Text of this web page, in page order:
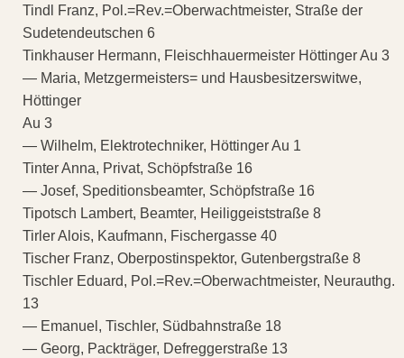
Tindl Franz, Pol.=Rev.=Oberwachtmeister, Straße der
Sudetendeutschen 6
Tinkhauser Hermann, Fleischhauermeister Höttinger Au 3
— Maria, Metzgermeisters= und Hausbesitzerswitwe,
Höttinger
Au 3
— Wilhelm, Elektrotechniker, Höttinger Au 1
Tinter Anna, Privat, Schöpfstraße 16
— Josef, Speditionsbeamter, Schöpfstraße 16
Tipotsch Lambert, Beamter, Heiliggeiststraße 8
Tirler Alois, Kaufmann, Fischergasse 40
Tischer Franz, Oberpostinspektor, Gutenbergstraße 8
Tischler Eduard, Pol.=Rev.=Oberwachtmeister, Neurauthg.
13
— Emanuel, Tischler, Südbahnstraße 18
— Georg, Packträger, Defreggerstraße 13